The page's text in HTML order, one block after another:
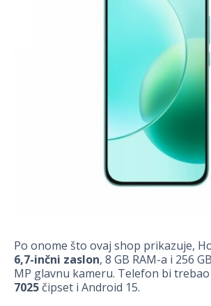
Po onome što ovaj shop prikazuje,
6,7-inčni zaslon, 8 GB RAM-a i 256
MP glavnu kameru. Telefon bi
7025 čipset i Android 15.